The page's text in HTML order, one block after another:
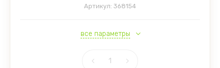
Артикул: 368154
все параметры